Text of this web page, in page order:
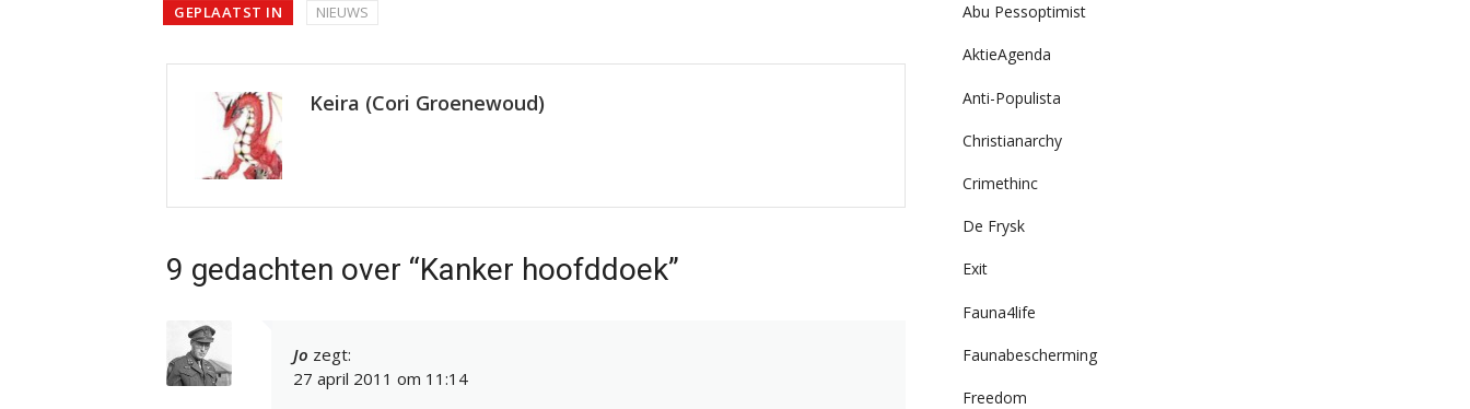
GEPLAATST IN NIEUWS
Keira (Cori Groenewoud)
9 gedachten over “Kanker hoofddoek”
Jo zegt:
27 april 2011 om 11:14
Abu Pessoptimist
AktieAgenda
Anti-Populista
Christianarchy
Crimethinc
De Frysk
Exit
Fauna4life
Faunabescherming
Freedom